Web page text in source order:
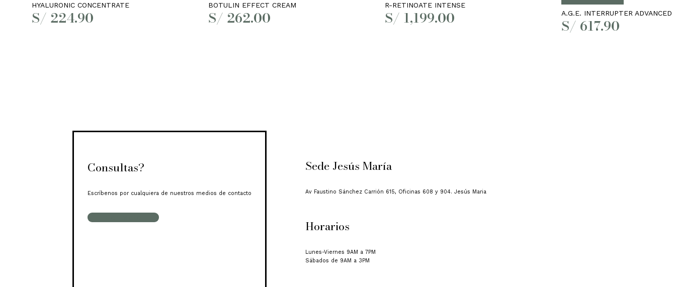
HYALURONIC CONCENTRATE
S/ 224.90
BOTULIN EFFECT CREAM
S/ 262.00
R-RETINOATE INTENSE
S/ 1,199.00 A.G.E. INTERRUPTER ADVANCED
S/ 617.90
Consultas?
Escríbenos por cualquiera de nuestros medios de contacto
Sede Jesús María
Av Faustino Sánchez Carrión 615, Oficinas 608 y 904. Jesús Maria
Horarios
Lunes-Viernes 9AM a 7PM
Sábados de 9AM a 3PM